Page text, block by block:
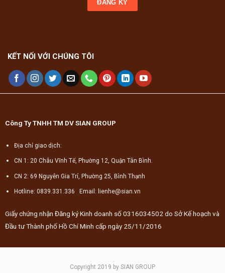
KẾT NỐI VỚI CHÚNG TÔI
Công Ty TNHH TM DV SIAN GROUP
Địa chỉ giao dịch:
CN 1: 20 Châu Vĩnh Tế, Phường 12, Quận Tân Bình.
CN 2: 69 Nguyễn Gia Trí, Phường 25, Bình Thạnh
Hotline: 0839.331.336 Email: lienhe@sian.vn
Giấy chứng nhận Đăng ký Kinh doanh số 0316034502 do Sở Kế hoạch và
Đầu tư Thành phố Hồ Chí Minh cấp ngày 25/11/2016
Copyright 2019 by SIAN GROUP